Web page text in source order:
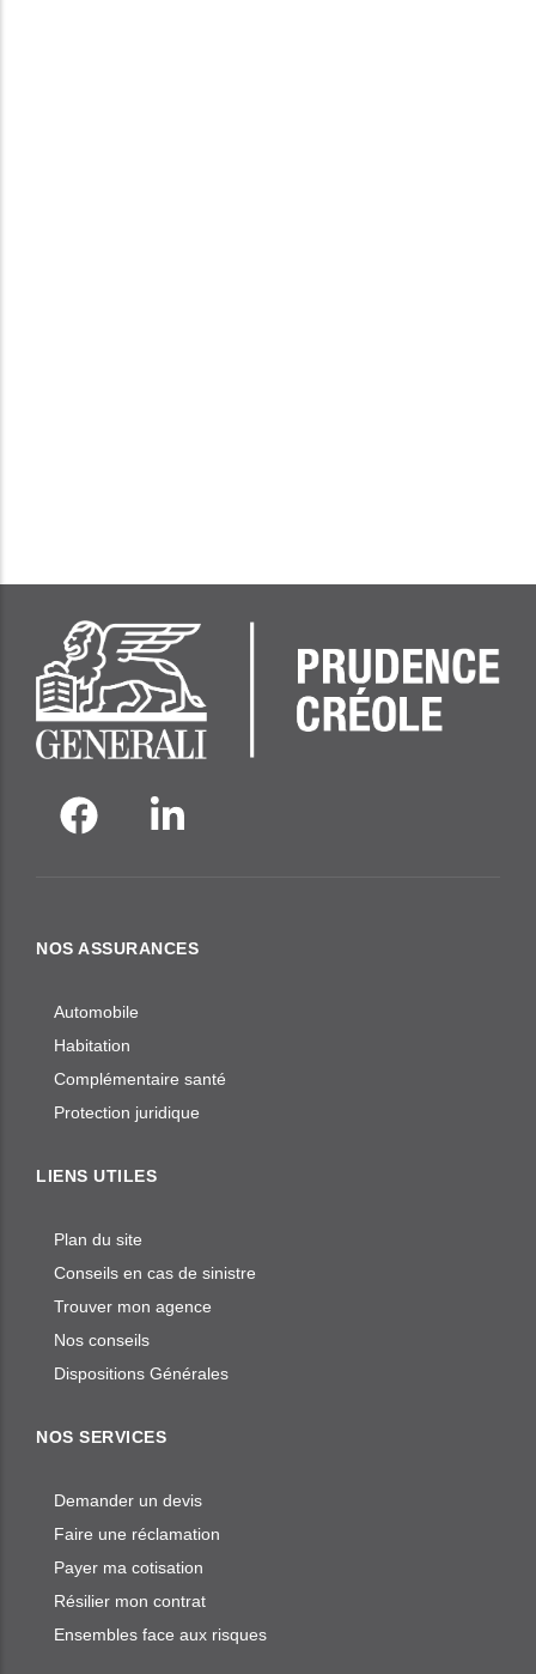
NOS ASSURANCES
Automobile
Habitation
Complémentaire santé
Protection juridique
LIENS UTILES
Plan du site
Conseils en cas de sinistre
Trouver mon agence
Nos conseils
Dispositions Générales
NOS SERVICES
Demander un devis
Faire une réclamation
Payer ma cotisation
Résilier mon contrat
Ensembles face aux risques